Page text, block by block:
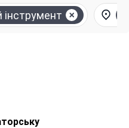
інструмент